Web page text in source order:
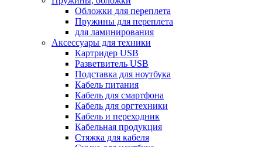
Обложки для переплета
Пружины для переплета
для ламинирования
Аксессуары для техники
Картридер USB
Разветвитель USB
Подставка для ноутбука
Кабель питания
Кабель для смартфона
Кабель для оргтехники
Кабель и переходник
Кабельная продукция
Стяжка для кабеля